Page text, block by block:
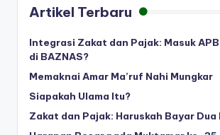
Artikel Terbaru
Integrasi Zakat dan Pajak: Masuk
di BAZNAS?
Memaknai Amar Ma’ruf Nahi Mungkar
Siapakah Ulama Itu?
Zakat dan Pajak: Haruskah Bayar Dua